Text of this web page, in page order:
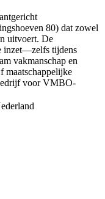
80) dat zowel
uitvoert. De
inzet—zelfs tijdens
vakmanschap en
maatschappelijke
voor VMBO-